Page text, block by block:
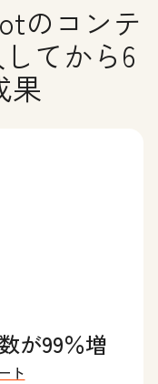
のコンテ
てから6
果
が99％増
ト